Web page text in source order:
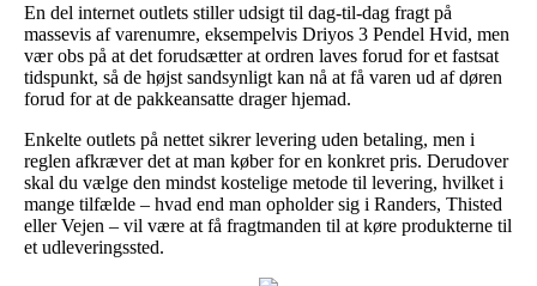
En del internet outlets stiller udsigt til dag-til-dag fragt på
massevis af varenumre, eksempelvis Driyos 3 Pendel Hvid, men
vær obs på at det forudsætter at ordren laves forud for et fastsat
tidspunkt, så de højst sandsynligt kan nå at få varen ud af døren
forud for at de pakkeansatte drager hjemad.
Enkelte outlets på nettet sikrer levering uden betaling, men i
reglen afkræver det at man køber for en konkret pris. Derudover
skal du vælge den mindst kostelige metode til levering, hvilket i
mange tilfælde – hvad end man opholder sig i Randers, Thisted
eller Vejen – vil være at få fragtmanden til at køre produkterne til
et udleveringssted.